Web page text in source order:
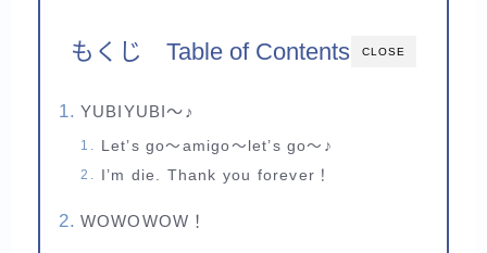
CLOSE
もくじ Table of Contents
YUBIYUBI～♪
Let’s go～amigo～let’s go～♪
I’m die. Thank you forever！
WOWOWOW！